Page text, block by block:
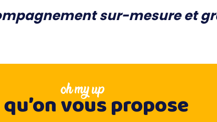
sur-mesure et
oh my up
qu’on vous propose